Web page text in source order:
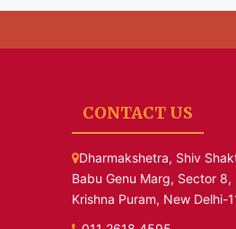
CONTACT US
Dharmakshetra, Shiv
Babu Genu Marg, Sector 8,
Krishna Puram, New Delhi-